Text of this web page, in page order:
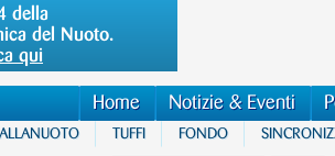
della
del Nuoto.
qui
Home Notizie & Eventi
TUFFI FONDO